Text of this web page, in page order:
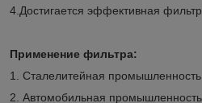
4.Достигается эффективная
Применение фильтра:
1. Сталелитейная промышленность
2. Автомобильная промышленность